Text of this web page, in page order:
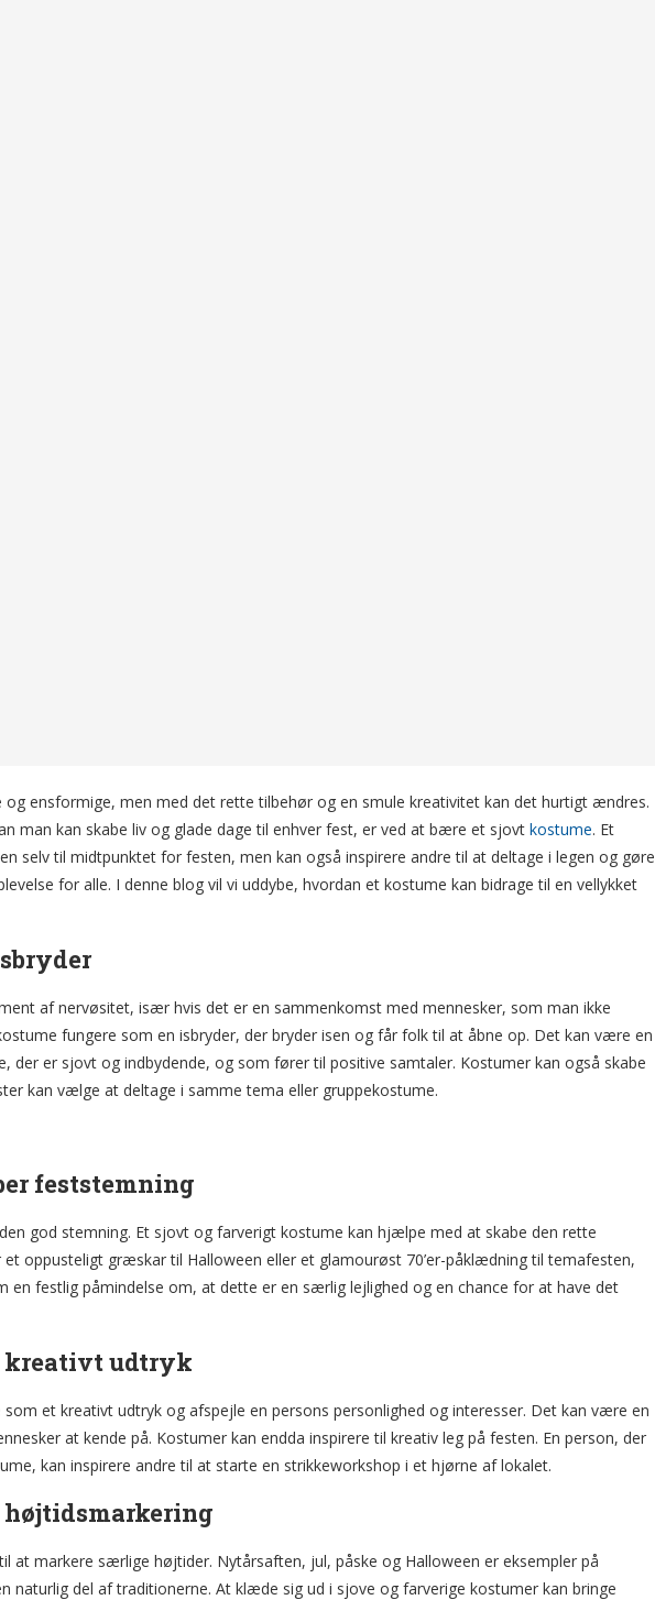
og ensformige, men med det rette tilbehør og en smule kreativitet kan det hurtigt ændres.
man kan skabe liv og glade dage til enhver fest, er ved at bære et sjovt kostume. Et
selv til midtpunktet for festen, men kan også inspirere andre til at deltage i legen og gøre
for alle. I denne blog vil vi uddybe, hvordan et kostume kan bidrage til en vellykket
af nervøsitet, især hvis det er en sammenkomst med mennesker, som man ikke
fungere som en isbryder, der bryder isen og får folk til at åbne op. Det kan være en
der er sjovt og indbydende, og som fører til positive samtaler. Kostumer kan også skabe
kan vælge at deltage i samme tema eller gruppekostume.
feststemning
god stemning. Et sjovt og farverigt kostume kan hjælpe med at skabe den rette
oppusteligt græskar til Halloween eller et glamourøst 70’er-påklædning til temafesten,
en festlig påmindelse om, at dette er en særlig lejlighed og en chance for at have det
kreativt udtryk
et kreativt udtryk og afspejle en persons personlighed og interesser. Det kan være en
at kende på. Kostumer kan endda inspirere til kreativ leg på festen. En person, der
kan inspirere andre til at starte en strikkeworkshop i et hjørne af lokalet.
højtidsmarkering
at markere særlige højtider. Nytårsaften, jul, påske og Halloween er eksempler på
naturlig del af traditionerne. At klæde sig ud i sjove og farverige kostumer kan bringe